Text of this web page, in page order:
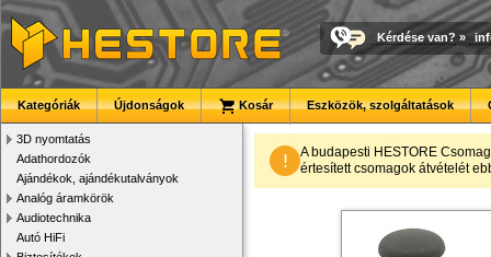
Kérdése van? »
Kategóriák Újdonságok Kosár Eszközök, szolgáltatások
3D nyomtatás
Adathordozók
Ajándékok, ajándékutalványok
Analóg áramkörök
Audiotechnika
Autó HiFi
!
A budapesti HESTORE
értesített csomagok átvételét
Megbízható
Új, modern
Új PLA
Kiváló árfekvésű, sok
3D nyomtató
Kiváló minőségű,